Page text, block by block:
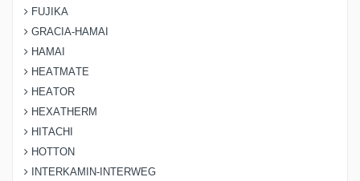
FUJIKA
GRACIA-HAMAI
HAMAI
HEATMATE
HEATOR
HEXATHERM
HITACHI
HOTTON
INTERKAMIN-INTERWEG